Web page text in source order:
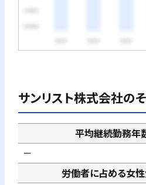
サンリスト株式会社の
平均継続勤務年
－
労働者に占める女